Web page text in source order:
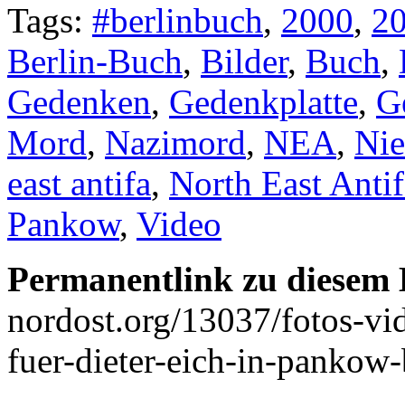
Tags: #berlinbuch, 2000,
Berlin-Buch, Bilder, Buch,
Gedenken, Gedenkplatte,
Mord, Nazimord, NEA,
east antifa, North East
Pankow, Video
Permanentlink zu
nordost.org/13037/fotos-
fuer-dieter-eich-in-